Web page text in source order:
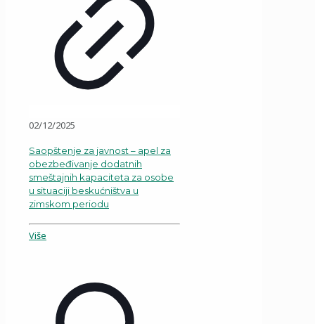
02/12/2025
Saopštenje za javnost – apel za
obezbeđivanje dodatnih
smeštajnih kapaciteta za osobe
u situaciji beskućništva u
zimskom periodu
Više